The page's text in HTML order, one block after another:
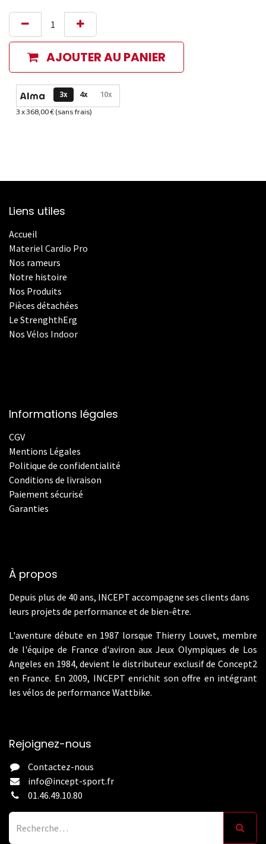
AJOUTER AU PANIER
Options de paiement disponibles
3x 4x 10x
Informations sur le plan de paiement sélectionné
3 x 368,00 € (sans frais)
Liens utiles
Accueil
Materiel Cardio Pro
Nos rameurs
Notre histoire
Nos Produits
Pièces détachées
Le StrenghthErg
Nos Vélos Indoor
Informations légales
CGV
Mentions Légales
Politique de confidentialité
Conditions de livraison
Paiement sécurisé
Garanties
À propos
Depuis plus de 40 ans, INCEPT accompagne ses clients dans
leurs projets de performance et de bien-être.
L'aventure débute en 1987 lorsque Thierry Louvet, membre
de l'équipe de France d'aviron aux Jeux Olympiques de Los
Angeles en 1984, devient le distributeur exclusif de Concept2
en France. En 2009, INCEPT enrichit son offre en intégrant
les vélos de performance Wattbike.
Rejoignez-nous
Contactez-nous
info@incept-sport.fr
01.46.49.10.80